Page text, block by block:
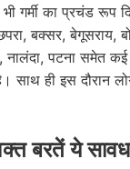
गर्मी का प्रचंड रूप
बक्सर, बेगूसराय,
नालंदा, पटना समेत कई
साथ ही इस दौरान
बरतें ये